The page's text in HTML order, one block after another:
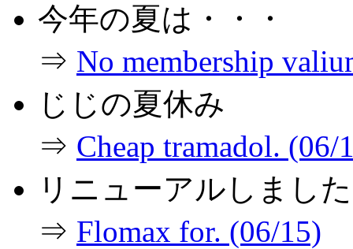
今年の夏は・・・
⇒ No membership
じじの夏休み
⇒ Cheap tramadol. (06/
リニューアルしまし
⇒ Flomax for. (06/15)